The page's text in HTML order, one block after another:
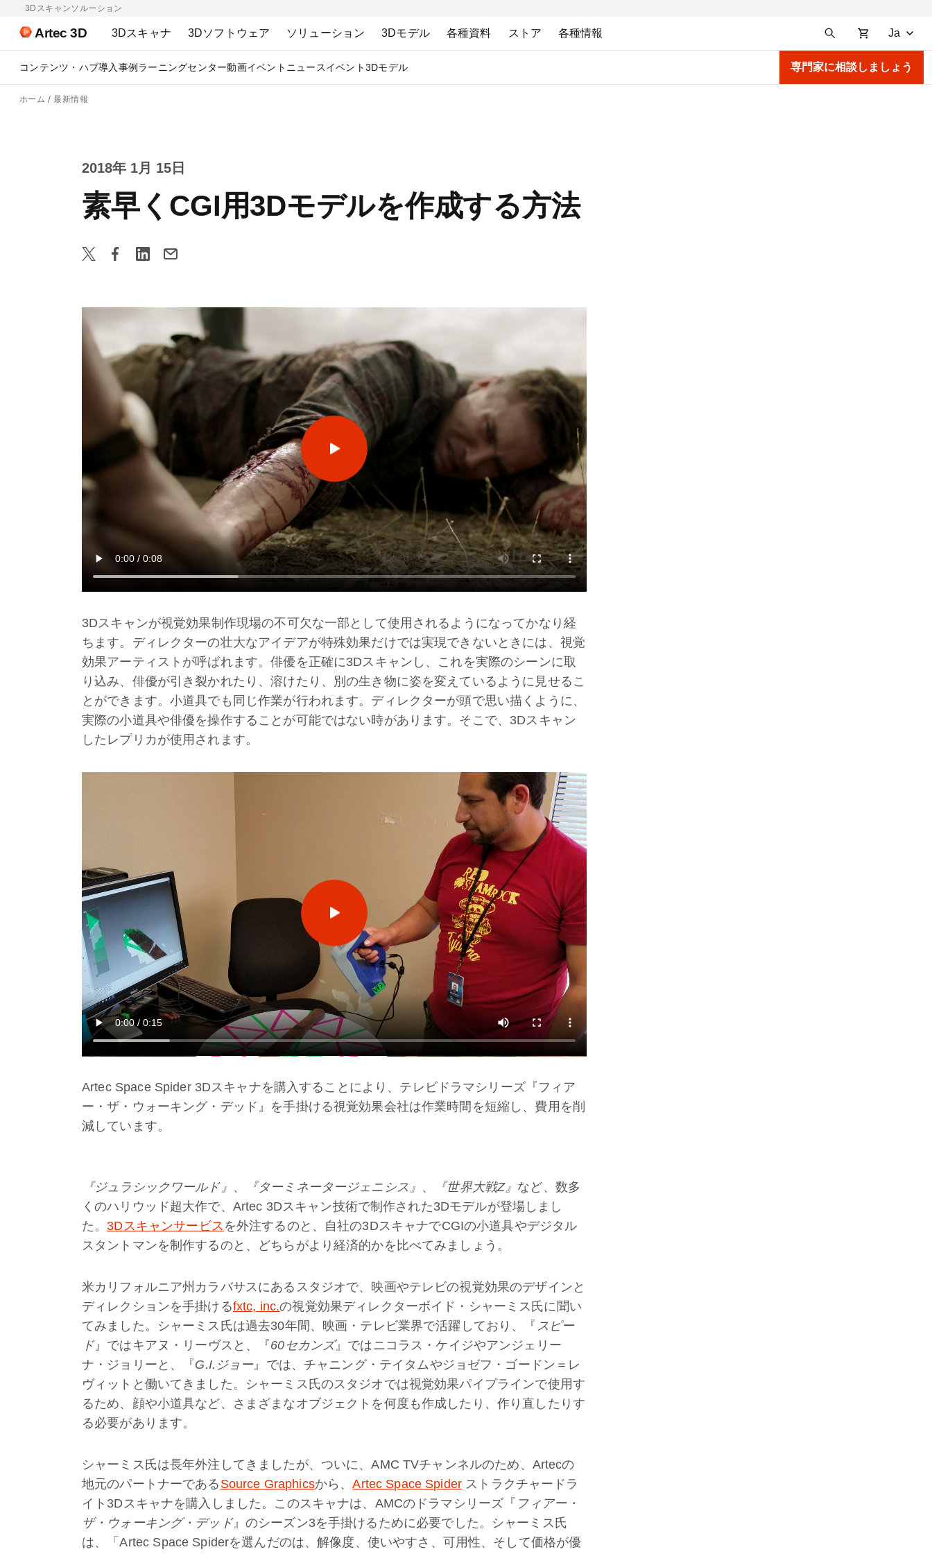
3Dスキャンソルーション
Artec 3D 3Dスキャナ 3Dソフトウェア ソリューション 3Dモデル 各種資料 ストア 各種情報 Ja
コンテンツ・ハブ導入事例 ラーニングセンター動画イベント ニュースイベント3Dモデル 専門家に相談しましょう
ホーム 最新情報
2018年 1月 15日
素早くCGI用3Dモデルを作成する方法
3Dスキャンが視覚効果制作現場の不可欠な一部として使用されるようになってかなり経
ちます。ディレクターの壮大なアイデアが特殊効果だけでは実現できないときには、視覚
効果アーティストが呼ばれます。俳優を正確に3Dスキャンし、これを実際のシーンに取
り込み、俳優が引き裂かれたり、溶けたり、別の生き物に姿を変えているように見せるこ
とができます。小道具でも同じ作業が行われます。ディレクターが頭で思い描くように、
実際の小道具や俳優を操作することが可能ではない時があります。そこで、3Dスキャン
したレプリカが使用されます。
Artec Space Spider 3Dスキャナを購入することにより、テレビドラマシリーズ『フィア
ー・ザ・ウォーキング・デッド』を手掛ける視覚効果会社は作業時間を短縮し、費用を削
減しています。
『ジュラシックワールド』 、 『ターミネータージェニシス』 、 『世界大戦Z』 など、数多
くのハリウッド超大作で、Artec 3Dスキャン技術で制作された3Dモデルが登場しまし
た。3Dスキャンサービス を外注するのと、自社の3DスキャナでCGIの小道具やデジタル
スタントマンを制作するのと、どちらがより経済的かを比べてみましょう。
米カリフォルニア州カラバサスにあるスタジオで、映画やテレビの視覚効果のデザインと
ディレクションを手掛けるfxtc, inc.の視覚効果ディレクターボイド・シャーミス氏に聞い
てみました。シャーミス氏は過去30年間、映画・テレビ業界で活躍しており、『 スピー
ド』ではキアヌ・リーヴスと、『60セカンズ』ではニコラス・ケイジやアンジェリー
ナ・ジョリーと、『G.I.ジョー』では、チャニング・テイタムやジョゼフ・ゴードン＝レ
ヴィットと働いてきました。シャーミス氏のスタジオでは視覚効果パイプラインで使用す
るため、顔や小道具など、さまざまなオブジェクトを何度も作成したり、作り直したりす
る必要があります。
シャーミス氏は長年外注してきましたが、ついに、AMC TVチャンネルのため、Artecの
地元のパートナーである Source Graphicsから、Artec Space Spider ストラクチャードラ
イト3Dスキャナを購入しました。このスキャナは、AMCのドラマシリーズ『 フィアー・
ザ・ウォーキング・デッド』のシーズン3を手掛けるために必要でした。シャーミス氏
は、「Artec Space Spiderを選んだのは、解像度、使いやすさ、可用性、そして価格が優